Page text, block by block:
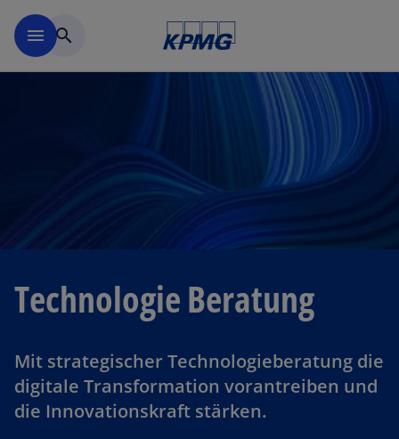
menu search
Technologie Beratung
Mit strategischer Technologieberatung die
digitale Transformation vorantreiben und
die Innovationskraft stärken.